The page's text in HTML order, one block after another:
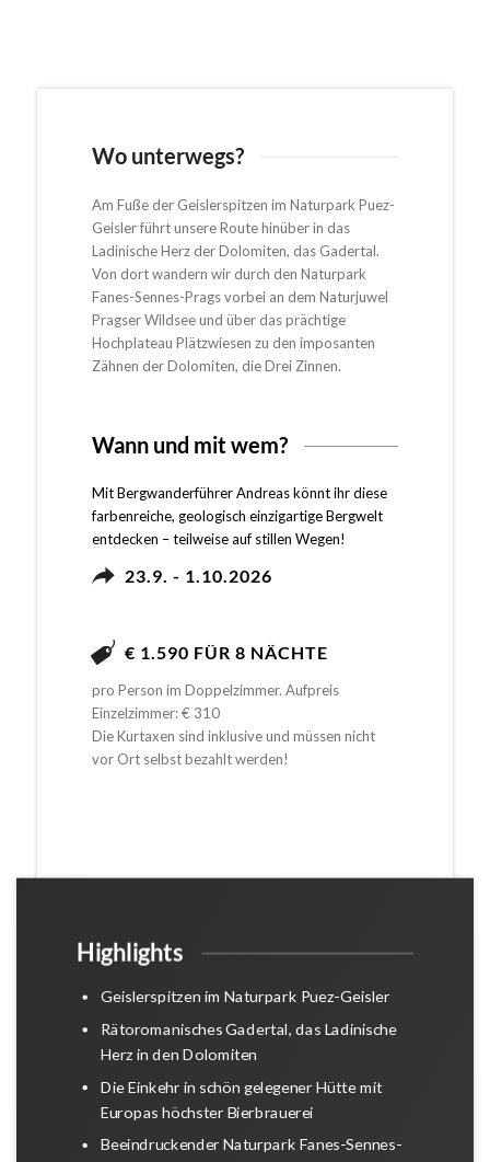
Wo unterwegs?
Am Fuße der Geislerspitzen im Naturpark Puez-
Geisler führt unsere Route hinüber in das
Ladinische Herz der Dolomiten, das Gadertal.
Von dort wandern wir durch den Naturpark
Fanes-Sennes-Prags vorbei an dem Naturjuwel
Pragser Wildsee und über das prächtige
Hochplateau Plätzwiesen zu den imposanten
Zähnen der Dolomiten, die Drei Zinnen.
Wann und mit wem?
Mit Bergwanderführer Andreas könnt ihr diese
farbenreiche, geologisch einzigartige Bergwelt
entdecken – teilweise auf stillen Wegen!
23.9. - 1.10.2026
€ 1.590 FÜR 8 NÄCHTE
pro Person im Doppelzimmer. Aufpreis
Einzelzimmer: € 310
Die Kurtaxen sind inklusive und müssen nicht
vor Ort selbst bezahlt werden!
Highlights
Geislerspitzen im Naturpark Puez-Geisler
Rätoromanisches Gadertal, das Ladinische
Herz in den Dolomiten
Die Einkehr in schön gelegener Hütte mit
Europas höchster Bierbrauerei
Beeindruckender Naturpark Fanes-Sennes-